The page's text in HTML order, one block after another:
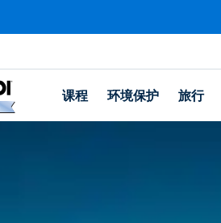
课程 环境保护 旅行